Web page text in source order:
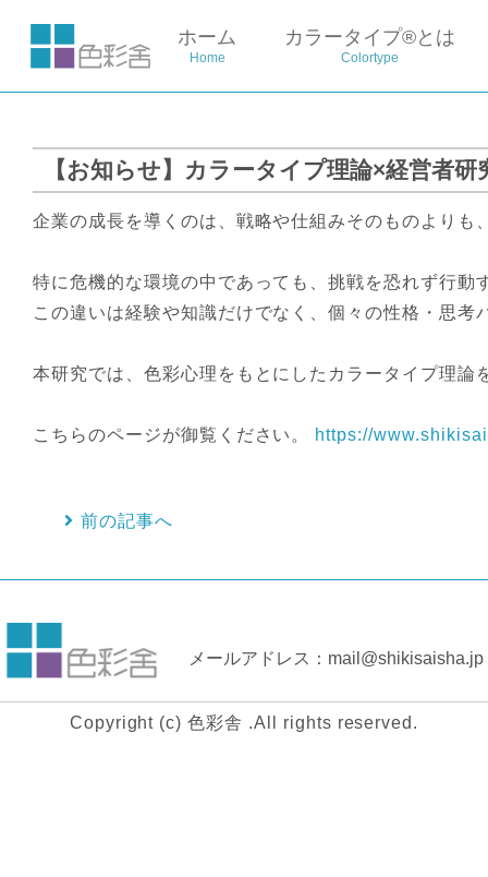
ホーム
Home
カラータイプ®とは
Colortype
【お知らせ】カラータイプ理論×経営者
企業の成長を導くのは、戦略や仕組みそのものよりも
特に危機的な環境の中であっても、挑戦を恐れず行
この違いは経験や知識だけでなく、個々の性格・思考
本研究では、色彩心理をもとにしたカラータイプ理
こちらのページが御覧ください。 https://
前の記事へ
メールアドレス：mail@shikisaisha.jp
Copyright (c) 色彩舎 .All rights reserved.